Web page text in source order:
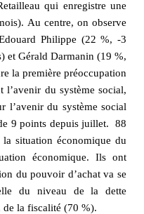
qui enregistre une
Au centre, on observe
Philippe (22 %, -3
et Gérald Darmanin (19 %,
la première préoccupation
l’avenir du système social,
l’avenir du système social
9 points depuis juillet. 88
situation économique du
économique. Ils ont
du pouvoir d’achat va se
du niveau de la dette
la fiscalité (70 %).